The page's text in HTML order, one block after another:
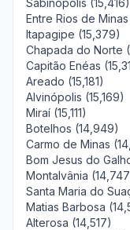
Sabinópolis (15,416)
Entre Rios de
Itapagipe (15,379)
Chapada do Norte
Capitão Enéas
Areado (15,181)
Alvinópolis (15,169)
Miraí (15,111)
Botelhos (14,949)
Carmo de Minas
Bom Jesus do
Montalvânia
Santa Maria do
Matias Barbosa
Alterosa (14,517)